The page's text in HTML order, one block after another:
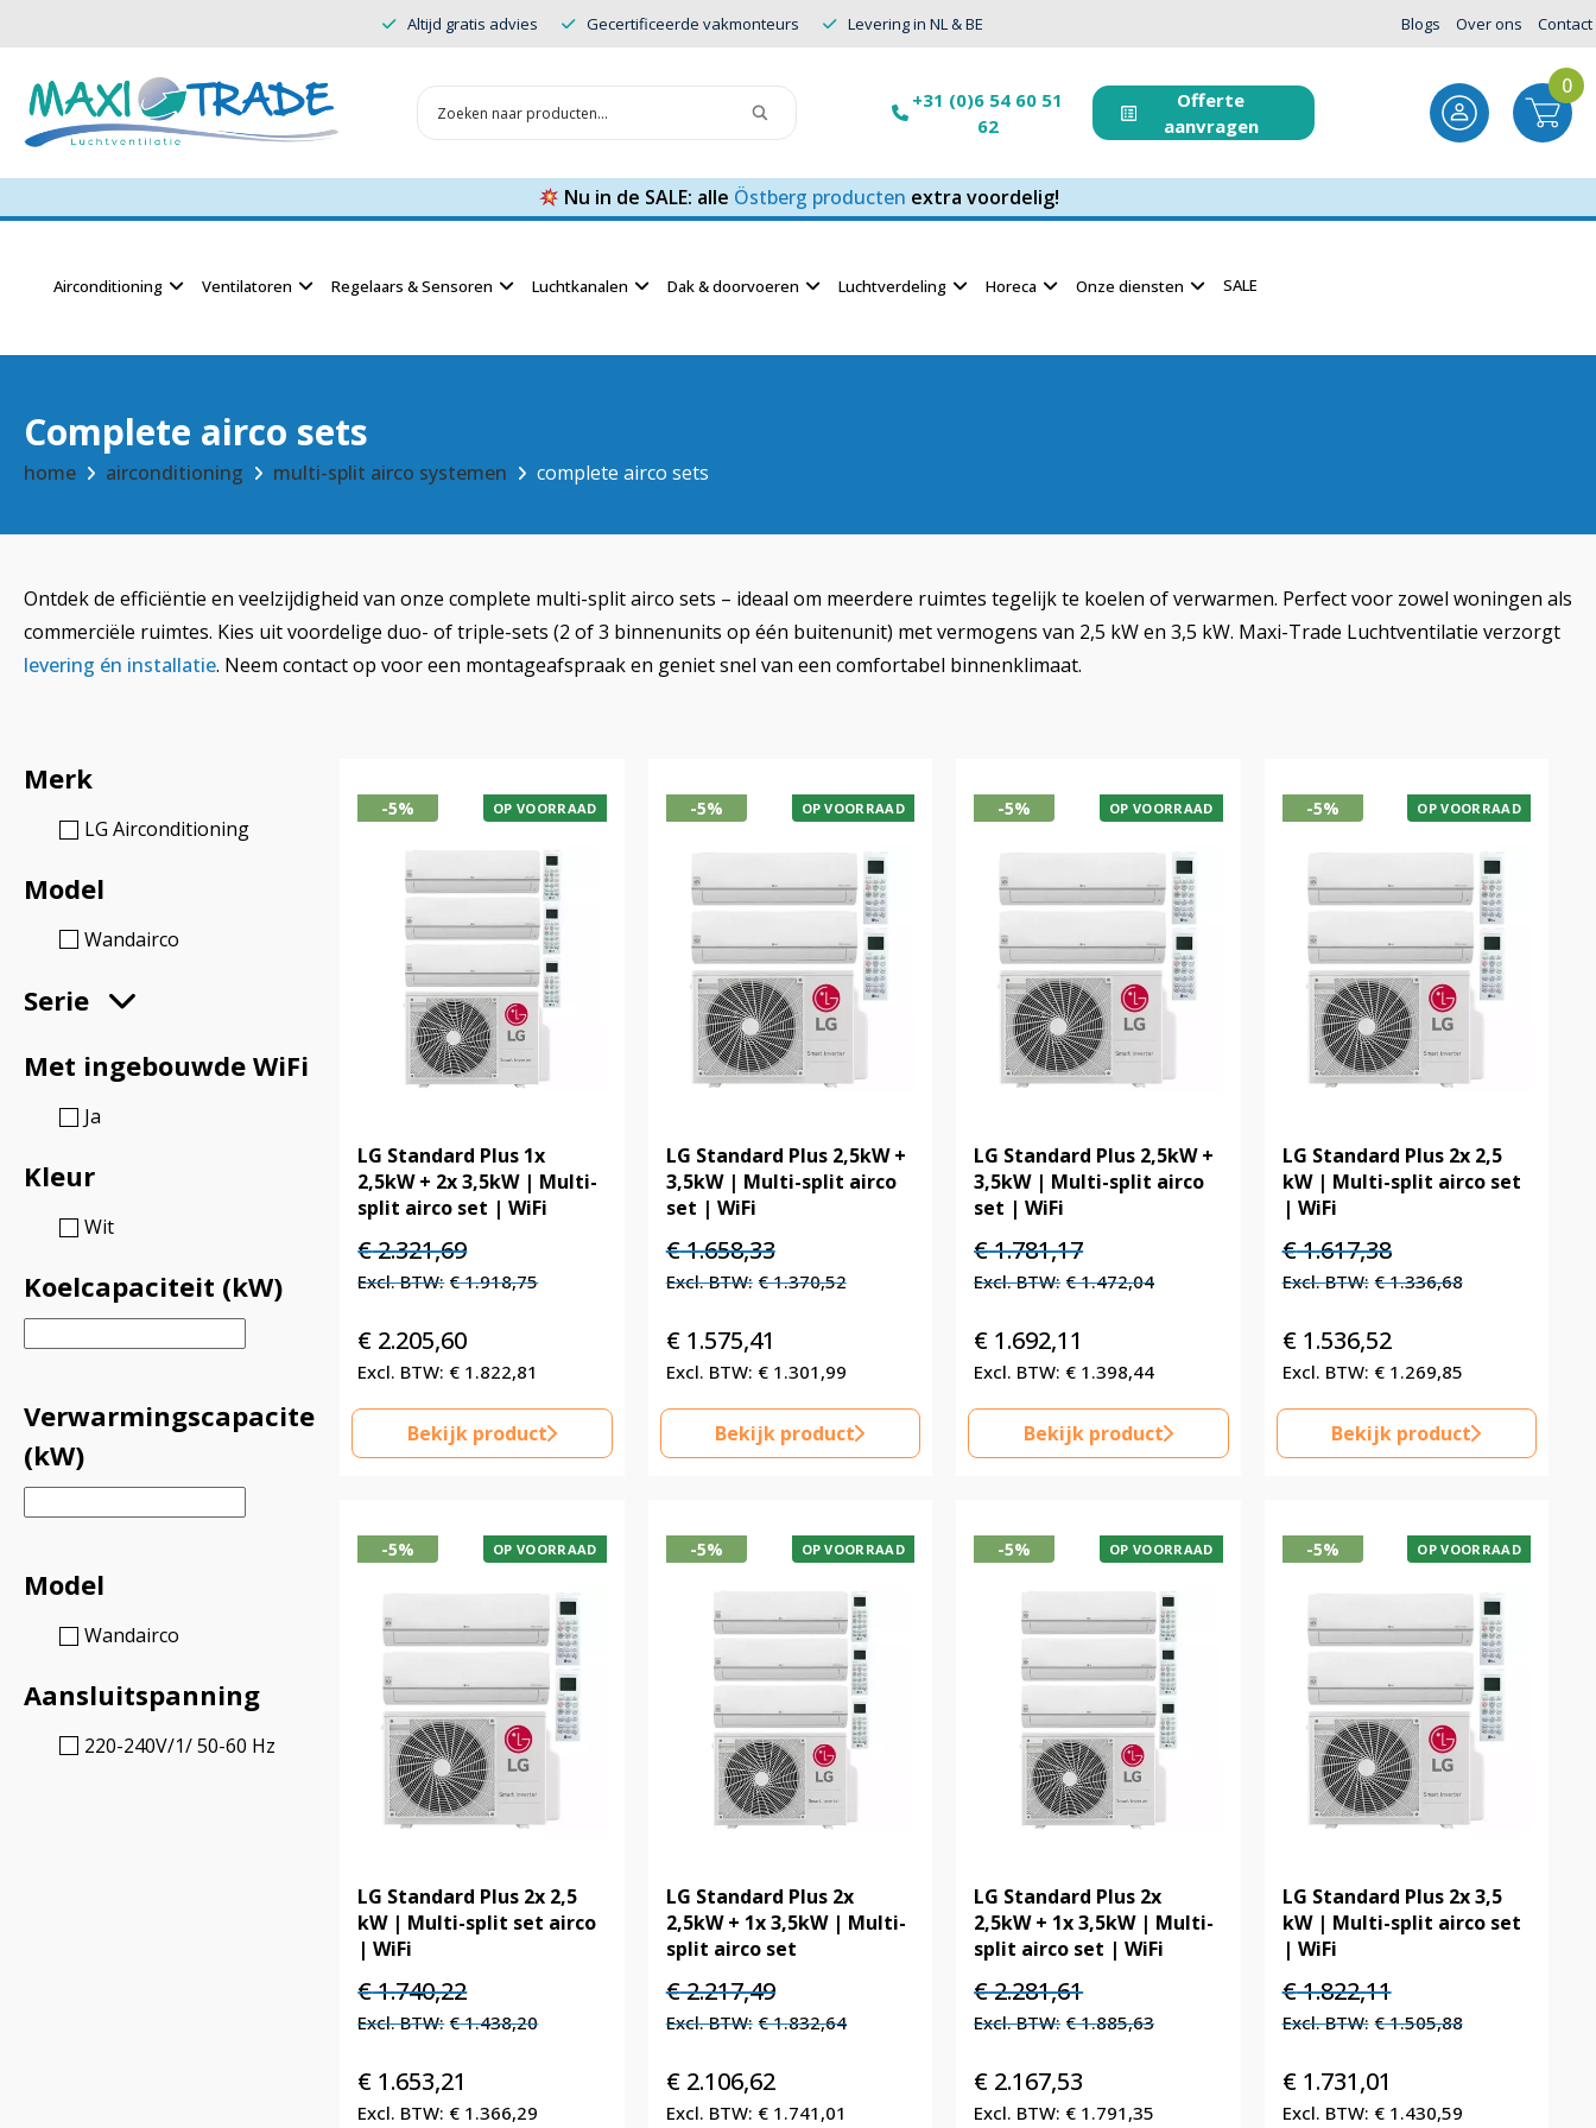
Altijd gratis advies Gecertificeerde vakmonteurs Levering in NL & BE Blogs Over ons Contact
+31 (0)6 54 60 51
62
Offerte
aanvragen
0
Nu in de SALE: alle Östberg producten extra voordelig!
Airconditioning Ventilatoren Regelaars & Sensoren Luchtkanalen Dak & doorvoeren Luchtverdeling Horeca Onze diensten SALE
Complete airco sets
home airconditioning multi-split airco systemen complete airco sets
Ontdek de efficiëntie en veelzijdigheid van onze complete multi-split airco sets – ideaal om meerdere ruimtes tegelijk te koelen of verwarmen. Perfect voor zowel woningen als
commerciële ruimtes. Kies uit voordelige duo- of triple-sets (2 of 3 binnenunits op één buitenunit) met vermogens van 2,5 kW en 3,5 kW. Maxi-Trade Luchtventilatie verzorgt
levering én installatie. Neem contact op voor een montageafspraak en geniet snel van een comfortabel binnenklimaat.
Merk
LG Airconditioning
Model
Wandairco
Serie
Met ingebouwde WiFi
Ja
Kleur
Wit
Koelcapaciteit (kW)
Verwarmingscapaciteit
(kW)
Model
Wandairco
Aansluitspanning
220-240V/1/ 50-60 Hz
-5% OP VOORRAAD
LG Standard Plus 1x
2,5kW + 2x 3,5kW | Multi-
split airco set | WiFi
Oorspronkelijke
prijs
€ 2.321,69.
€2.321,69Huidige
prijs
€ 2.321,69.
€1.918,75
€ 2.205,60
€ 1.822,81
Bekijk product
-5% OP VOORRAAD
LG Standard Plus 2,5kW +
3,5kW | Multi-split airco
set | WiFi
Oorspronkelijke
prijs
€ 1.658,33.
€1.658,33Huidige
prijs
€1.370,52
€1.575,41
€1.301,99
Bekijk product
-5% OP VOORRAAD
LG Standard Plus 2,5kW +
3,5kW | Multi-split airco
set | WiFi
Oorspronkelijke
prijs
€ 1.781,17.
€1.781,17Huidige
prijs
€1.472,04
€ 1.692,11
€ 1.398,44
Bekijk product
-5% OP VOORRAAD
LG Standard Plus 2x 2,5
kW | Multi-split airco set
| WiFi
Oorspronkelijke
prijs
€ 1.617,38.
€1.617,38Huidige
prijs
€ 1.617,38.
€1.336,68
€1.536,52
€1.269,85
Bekijk product
-5% OP VOORRAAD
LG Standard Plus 2x 2,5
kW | Multi-split set airco
| WiFi
Oorspronkelijke
prijs
€ 1.740,22.
€1.740,22Huidige
prijs
€1.438,20
€ 1.653,21
€ 1.366,29
-5% OP VOORRAAD
LG Standard Plus 2x
2,5kW + 1x 3,5kW | Multi-
split airco set
Oorspronkelijke
prijs
€ 2.217,49.
€2.217,49Huidige
prijs
€ 2.217,49.
€1.832,64
€2.106,62
€1.741,01
-5% OP VOORRAAD
LG Standard Plus 2x
2,5kW + 1x 3,5kW | Multi-
split airco set | WiFi
Oorspronkelijke
prijs
€ 2.281,61.
€2.281,61Huidige
prijs
€1.885,63
€ 2.167,53
€ 1.791,35
-5% OP VOORRAAD
LG Standard Plus 2x 3,5
kW | Multi-split airco set
| WiFi
Oorspronkelijke
prijs
€ 1.822,11.
€1.822,11Huidige
prijs
€1.505,88
€1.731,01
€1.430,59